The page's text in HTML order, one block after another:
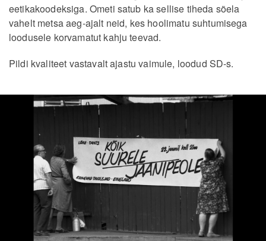
eetikakoodeksiga. Ometi satub ka sellise tiheda sõela
vahelt metsa aeg-ajalt neid, kes hoolimatu suhtumisega
loodusele korvamatut kahju teevad.
Pildi kvaliteet vastavalt ajastu vaimule, loodud SD-s.